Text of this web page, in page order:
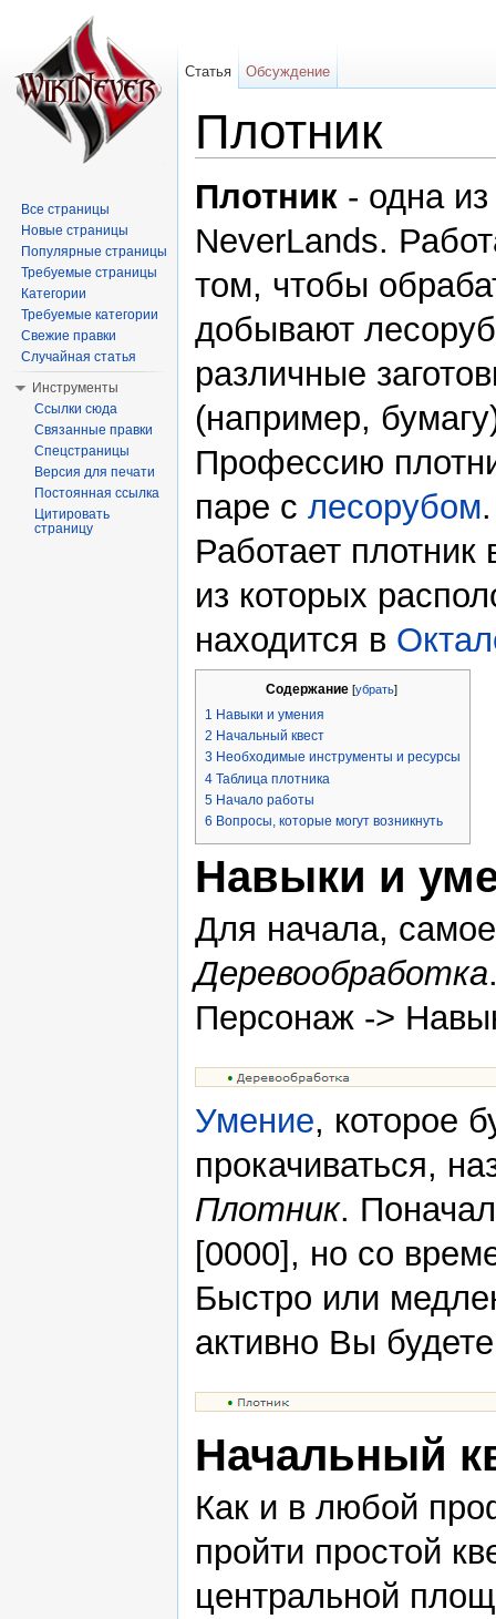
Плотник
Плотник - одна
NeverLands.
том, чтобы
добывают
различные
(например,
Профессию
паре с лесорубом.
Работает
из которых
находится в
Содержание[убрать]
1 Навыки и умения
2 Начальный квест
3 Необходимые инструменты и ресурсы
4 Таблица плотника
5 Начало работы
6 Вопросы, которые могут возникнуть
Навыки и
Для начала,
Деревообработка
Персонаж ->
Умение, которое
прокачиваться,
Плотник.
[0000], но со
Быстро или
активно Вы
Начальный
Как и в любой
пройти простой
центральной
Статья Обсуждение
Все страницы
Новые страницы
Популярные страницы
Требуемые страницы
Категории
Требуемые категории
Свежие правки
Случайная статья
Инструменты
Ссылки сюда
Связанные правки
Спецстраницы
Версия для печати
Постоянная ссылка
Цитировать
страницу